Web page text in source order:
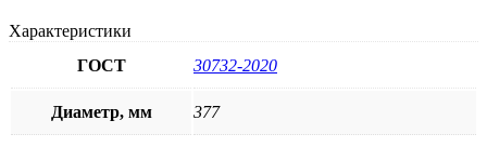
Характеристики
ГОСТ
30732-2020
Диаметр, мм 377